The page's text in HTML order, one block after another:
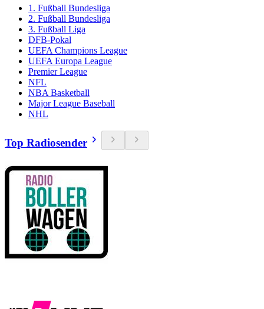
1. Fußball Bundesliga
2. Fußball Bundesliga
3. Fußball Liga
DFB-Pokal
UEFA Champions League
UEFA Europa League
Premier League
NFL
NBA Basketball
Major League Baseball
NHL
Top Radiosender